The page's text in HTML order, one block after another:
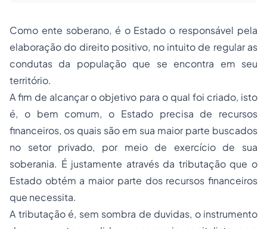
Como ente soberano, é o Estado o responsável pela
elaboração do direito positivo, no intuito de regular as
condutas da população que se encontra em seu
território.
A fim de alcançar o objetivo para o qual foi criado, isto
é, o bem comum, o Estado precisa de recursos
financeiros, os quais são em sua maior parte buscados
no setor privado, por meio de exercício de sua
soberania. É justamente através da tributação que o
Estado obtém a maior parte dos recursos financeiros
que necessita.
A tributação é, sem sombra de duvidas, o instrumento